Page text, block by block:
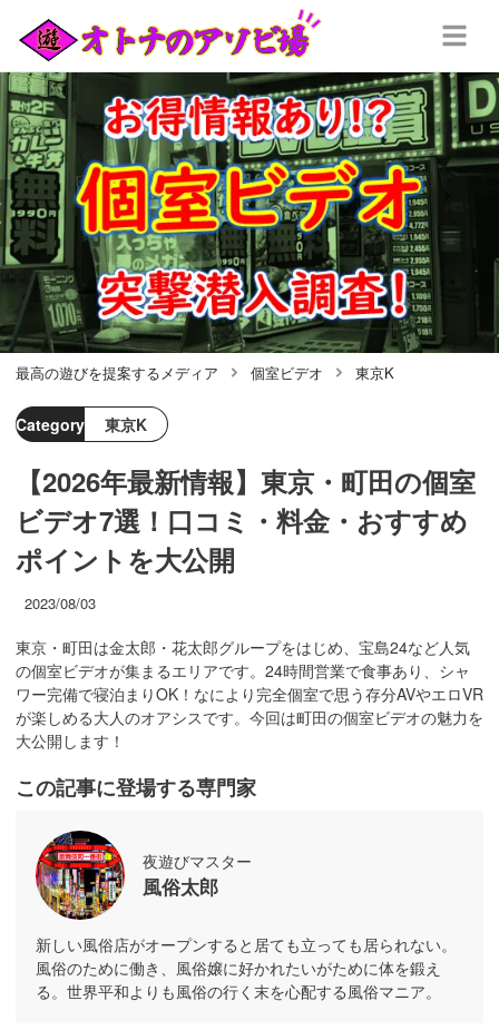
最高の遊びを提案するメディア 個室ビデオ 東京K
Category 東京K
【2026年最新情報】東京・町田の個室
ビデオ7選！口コミ・料金・おすすめ
ポイントを大公開
2023/08/03
東京・町田は金太郎・花太郎グループをはじめ、宝島24など人気
の個室ビデオが集まるエリアです。24時間営業で食事あり、シャ
ワー完備で寝泊まりOK！なにより完全個室で思う存分AVやエロVR
が楽しめる大人のオアシスです。今回は町田の個室ビデオの魅力を
大公開します！
この記事に登場する専門家
夜遊びマスター
風俗太郎
新しい風俗店がオープンすると居ても立っても居られない。
風俗のために働き、風俗嬢に好かれたいがために体を鍛え
る。世界平和よりも風俗の行く末を心配する風俗マニア。